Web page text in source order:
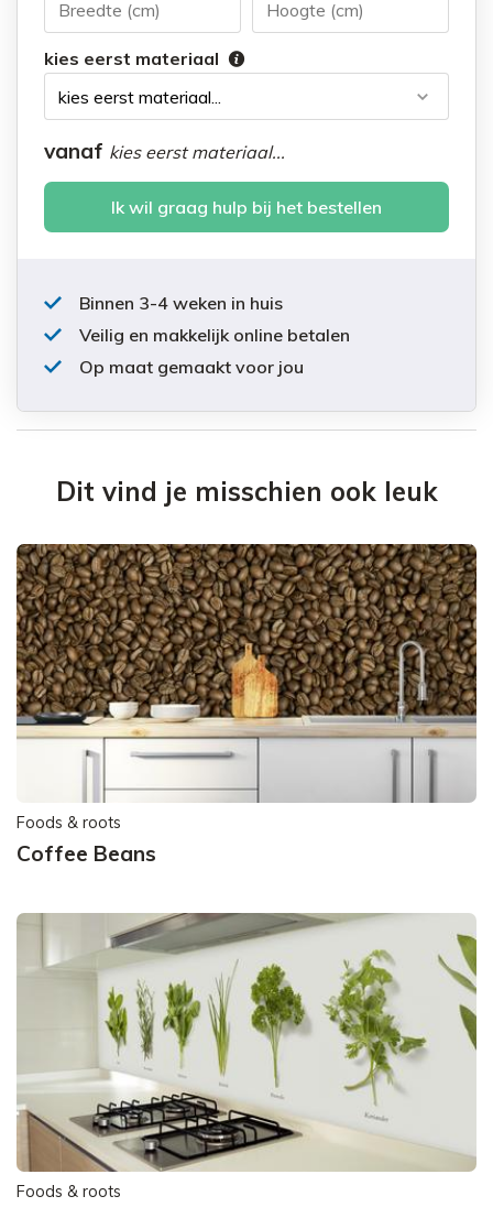
kies eerst materiaal
vanaf kies eerst materiaal...
Ik wil graag hulp bij het bestellen
Binnen 3-4 weken in huis
Veilig en makkelijk online betalen
Op maat gemaakt voor jou
Dit vind je misschien ook leuk
Foods & roots
Coffee Beans
Foods & roots